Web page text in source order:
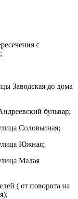
с
Заводская до дома
бульвар;
Соловьиная;
Южная;
Малая
( от поворота на